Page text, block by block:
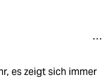
es zeigt sich immer